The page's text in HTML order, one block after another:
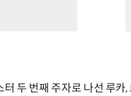
두 번째 주자로 나선 루